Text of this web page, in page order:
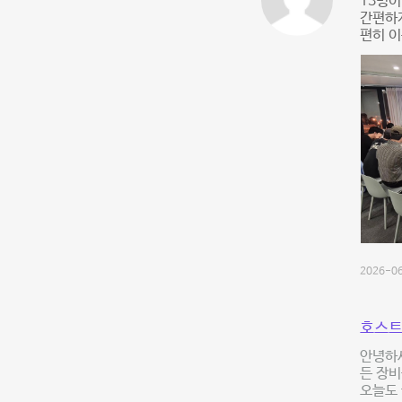
간편하
편히
2026-
호스
안녕하
든 장
오늘도